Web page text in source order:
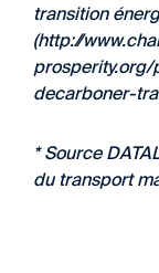
transition
(http://
decarboner-
*Source
du transport